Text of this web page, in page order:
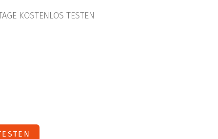
KOSTENLOS TESTEN